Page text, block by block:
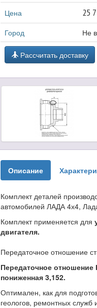
Цена 25
Город Не
Рассчитать доставку
Описание
Комплект деталей
автомобилей ЛАДА 4х4,
Комплект применяется для
двигателя.
Передаточное отношение
Передаточное
пониженная 3,152.
Оптимален, как для
геологов, ремонтных служб